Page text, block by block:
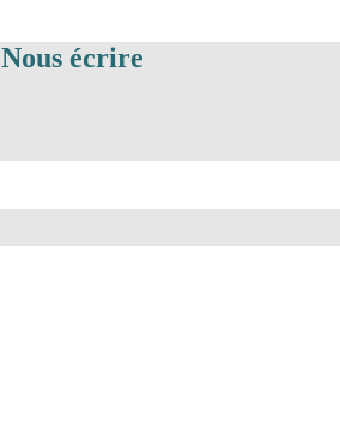
Nous écrire